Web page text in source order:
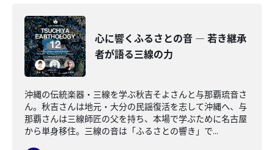
心に響くふるさとの音 ― 若き継承
者が語る三線の力
沖縄の伝統楽器・三線を学ぶ秋吉そよさんと与那覇琉音さ
ん。秋吉さんは地元・大分の民謡復活を志して沖縄へ、与
那覇さんは三線師匠の父を持ち、本場で学ぶために名古屋
から単身移住。三線の音は「ふるさとの響き」で...